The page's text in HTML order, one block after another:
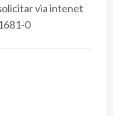
via intenet
0